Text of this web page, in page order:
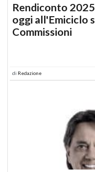
Rendiconto
oggi all'Emiciclo
Commissioni
di Redazione